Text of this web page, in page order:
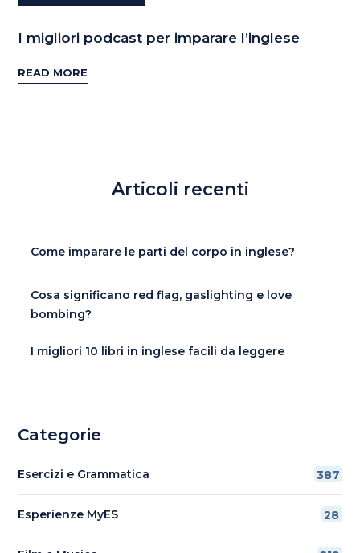
I migliori podcast per imparare l’inglese
READ MORE
Articoli recenti
Come imparare le parti del corpo in inglese?
Cosa significano red flag, gaslighting e love
bombing?
I migliori 10 libri in inglese facili da leggere
Categorie
Esercizi e Grammatica 387
Esperienze MyES 28